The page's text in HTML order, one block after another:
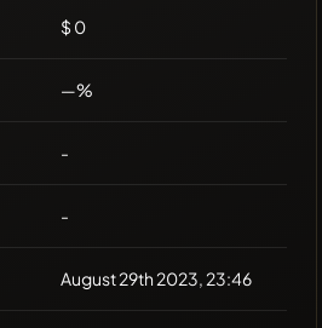
$ 0
—%
-
-
August 29th 2023, 23:46